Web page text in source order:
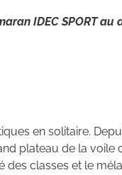
IDEC SPORT
en solitaire.
plateau de la voile
des classes et le